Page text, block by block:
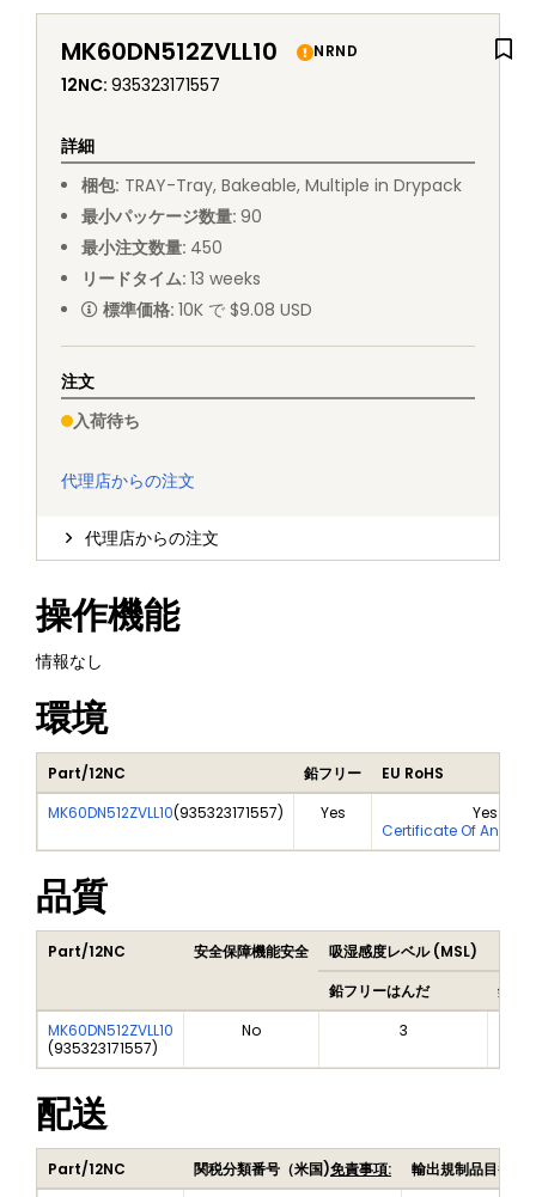
MK60DN512ZVLL10 NRND
12NC: 935323171557
詳細
梱包: TRAY-Tray, Bakeable, Multiple in Drypack
最小パッケージ数量: 90
最小注文数量: 450
リードタイム: 13 weeks
標準価格: 10K で $9.08 USD
注文
入荷待ち
代理店からの注文
代理店からの注文
操作機能
情報なし
環境
Part/12NC 鉛フリー
EU RoHS
MK60DN512ZVLL10(935323171557) Yes
Yes
Certificate Of
品質
Part/12NC 安全保障機能安全 吸湿感度レベル (MSL)
鉛フリーはんだ
鉛フ
MK60DN512ZVLL10
(935323171557)
No 3
配送
Part/12NC 関税分類番号（米国)免責事項:
輸出規制品目番号